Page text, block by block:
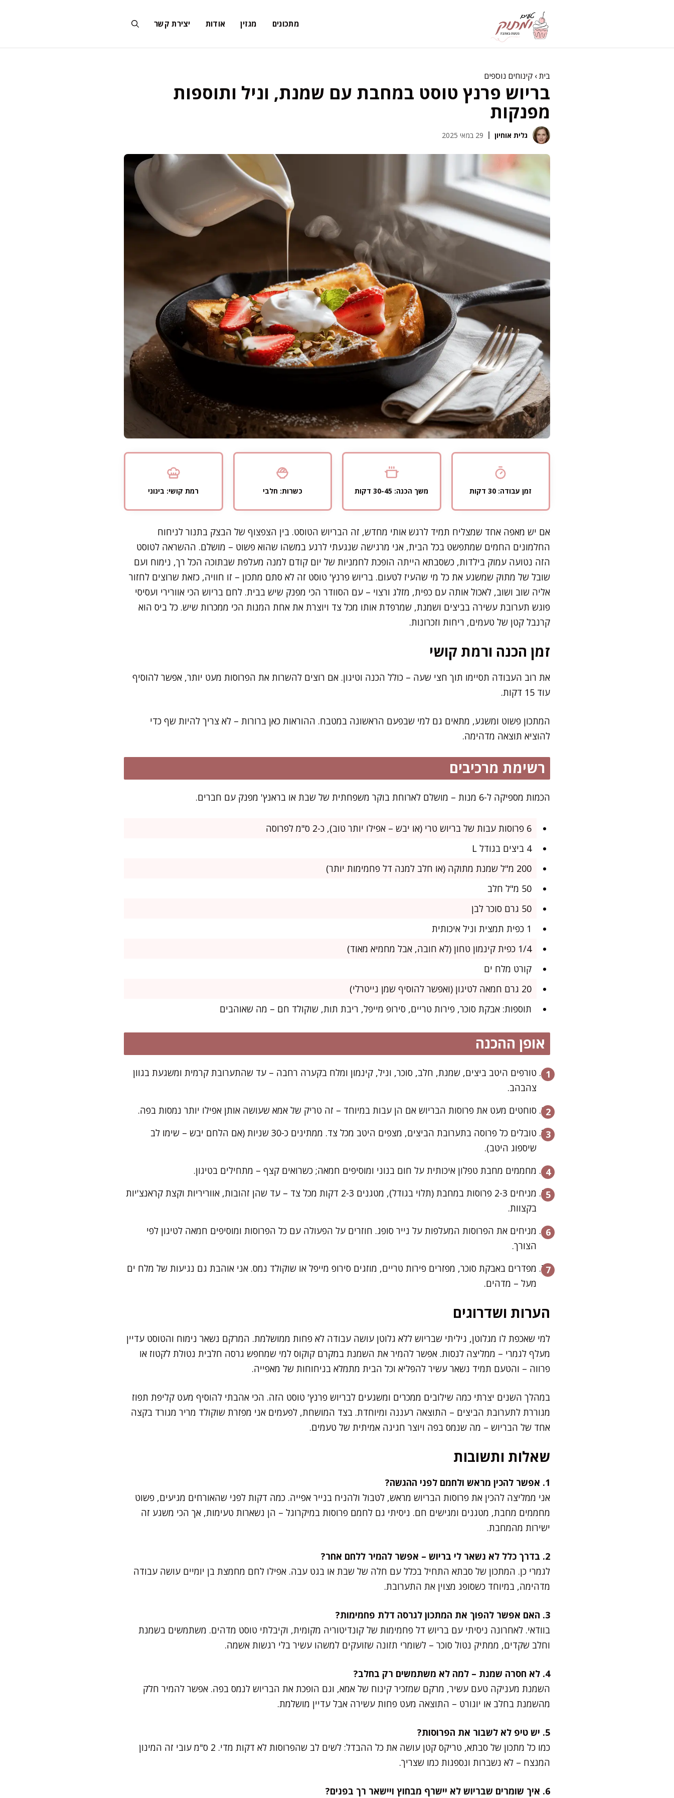
מתכונים מגזין אודות יצירת קשר
בית› קינוחים נוספים
בריוש פרנץ טוסט במחבת עם שמנת, וניל ותוספות
מפנקות
גלית אוחיון 29 במאי 2025
זמן עבודה: 30 דקות משך הכנה: 30-45 דקות כשרות: חלבי רמת קושי: בינוני
אם יש מאפה אחד שמצליח תמיד לרגש אותי מחדש, זה הבריוש הטוסט. בין הצפצוף של הבצק בתנור לניחוח
החלמונים החמים שמתפשט בכל הבית, אני מרגישה שנגעתי לרגע במשהו שהוא פשוט – מושלם. ההשראה לטוסט
הזה נטועה עמוק בילדות, כשסבתא הייתה הופכת לחמניות של יום קודם למנה מעלפת שבתוכה הכל רך, נימוח ועם
שובל של מתוק שמשגע את כל מי שהעיז לטעום. בריוש פרנץ' טוסט זה לא סתם מתכון – זו חוויה, כזאת שרוצים לחזור
אליה שוב ושוב, לאכול אותה עם כפית, מזלג ורצוי – עם הסוודר הכי מפנק שיש בבית. לחם בריוש הכי אוורירי ועסיסי
פוגש תערובת עשירה בביצים ושמנת, שמרפדת אותו מכל צד ויוצרת את אחת המנות הכי ממכרות שיש. כל ביס הוא
קרנבל קטן של טעמים, ריחות וזכרונות.
זמן הכנה ורמת קושי
את רוב העבודה תסיימו תוך חצי שעה – כולל הכנה וטיגון. אם רוצים להשרות את הפרוסות מעט יותר, אפשר להוסיף
עוד 15 דקות.
המתכון פשוט ומשגע, מתאים גם למי שבפעם הראשונה במטבח. ההוראות כאן ברורות – לא צריך להיות שף כדי
להוציא תוצאה מדהימה.
רשימת מרכיבים
הכמות מספיקה ל-6 מנות – מושלם לארוחת בוקר משפחתית של שבת או בראנץ' מפנק עם חברים.
6 פרוסות עבות של בריוש טרי (או יבש – אפילו יותר טוב), כ-2 ס"מ לפרוסה
4 ביצים בגודל L
200 מ"ל שמנת מתוקה (או חלב למנה דל פחמימות יותר)
50 מ"ל חלב
50 גרם סוכר לבן
1 כפית תמצית וניל איכותית
1/4 כפית קינמון טחון (לא חובה, אבל מחמיא מאוד)
קורט מלח ים
20 גרם חמאה לטיגון (ואפשר להוסיף שמן נייטרלי)
תוספות: אבקת סוכר, פירות טריים, סירופ מייפל, ריבת תות, שוקולד חם – מה שאוהבים
אופן ההכנה
טורפים היטב ביצים, שמנת, חלב, סוכר, וניל, קינמון ומלח בקערה רחבה – עד שהתערובת קרמית ומשגעת בגוון
צהבהב.
סוחטים מעט את פרוסות הבריוש אם הן עבות במיוחד – זה טריק של אמא שעושה אותן אפילו יותר נמסות בפה.
טובלים כל פרוסה בתערובת הביצים, מצפים היטב מכל צד. ממתינים כ-30 שניות (אם הלחם יבש – שימו לב
שיספוג היטב).
מחממים מחבת טפלון איכותית על חום בנוני ומוסיפים חמאה; כשרואים קצף – מתחילים בטיגון.
מניחים 2-3 פרוסות במחבת (תלוי בגודל), מטגנים 2-3 דקות מכל צד – עד שהן זהובות, אווריריות וקצת קראנצ'יות
בקצוות.
מניחים את הפרוסות המעלפות על נייר סופג. חוזרים על הפעולה עם כל הפרוסות ומוסיפים חמאה לטיגון לפי
הצורך.
מפדרים באבקת סוכר, מפזרים פירות טריים, מוזגים סירופ מייפל או שוקולד נמס. אני אוהבת גם נגיעות של מלח ים
מעל – מדהים.
הערות ושדרוגים
למי שאכפת לו מגלוטן, גיליתי שבריוש ללא גלוטן עושה עבודה לא פחות ממושלמת. המרקם נשאר נימוח והטוסט עדיין
מעלף לגמרי – ממליצה לנסות. אפשר להמיר את השמנת במקרם קוקוס למי שמחפש גרסה חלבית נטולת לקטוז או
פרווה – והטעם תמיד נשאר עשיר להפליא וכל הבית מתמלא בניחוחות של מאפייה.
במהלך השנים יצרתי כמה שילובים ממכרים ומשגעים לבריוש פרנץ' טוסט הזה. הכי אהבתי להוסיף מעט קליפת תפוז
מגוררת לתערובת הביצים – התוצאה רעננה ומיוחדת. בצד המושחת, לפעמים אני מפזרת שוקולד מריר מגורד בקצה
אחד של הבריוש – מה שנמס בפה ויוצר חגיגה אמיתית של טעמים.
שאלות ותשובות
1. אפשר להכין מראש ולחמם לפני ההגשה?
אני ממליצה להכין את פרוסות הבריוש מראש, לטבול ולהניח בנייר אפייה. כמה דקות לפני שהאורחים מגיעים, פשוט
מחממים מחבת, מטגנים ומגישים חם. ניסיתי גם לחמם פרוסות במיקרוגל – הן נשארות טעימות, אך הכי משגע זה
ישירות מהמחבת.
2. בדרך כלל לא נשאר לי בריוש – אפשר להמיר ללחם אחר?
לגמרי כן. המתכון של סבתא התחיל בכלל עם חלה של שבת או בגט עבה. אפילו לחם מחמצת בן יומיים עושה עבודה
מדהימה, במיוחד כשסופג מצוין את התערובת.
3. האם אפשר להפוך את המתכון לגרסה דלת פחמימות?
בוודאי. לאחרונה ניסיתי עם בריוש דל פחמימות של קונדיטוריה מקומית, וקיבלתי טוסט מדהים. משתמשים בשמנת
וחלב שקדים, ממתיק נטול סוכר – לשומרי תזונה שזועקים למשהו עשיר בלי רגשות אשמה.
4. לא חסרה שמנת – למה לא משתמשים רק בחלב?
השמנת מעניקה טעם עשיר, מרקם שמזכיר קינוח של אמא, וגם הופכת את הבריוש לנמס בפה. אפשר להמיר חלק
מהשמנת בחלב או יוגורט – התוצאה מעט פחות עשירה אבל עדיין מושלמת.
5. יש טיפ לא לשבור את הפרוסות?
כמו כל מתכון של סבתא, טריקס קטן עושה את כל ההבדל: לשים לב שהפרוסות לא דקות מדי. 2 ס"מ עובי זה המינון
המנצח – לא נשברות ונספגות כמו שצריך.
6. איך שומרים שבריוש לא יישרף מבחוץ ויישאר רך בפנים?